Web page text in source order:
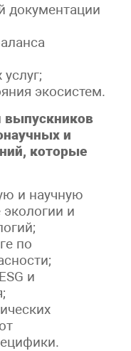
документации
экосистем.
выпускников
и
которые
и научную
и
по
и